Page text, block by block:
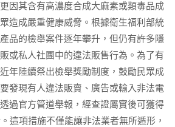
因其含有高濃度合成大麻素或類毒品成
造成嚴重健康威脅。根據衛生福利部統
品的檢舉案件逐年攀升，但仍有許多隱
或私人社團中的違法販售行為。為了有
年陸續祭出檢舉獎勵制度，鼓勵民眾成
發現有人違法販賣、廣告或輸入非法電
過官方管道舉報，經查證屬實後可獲得
這項措施不僅能讓非法業者無所遁形，